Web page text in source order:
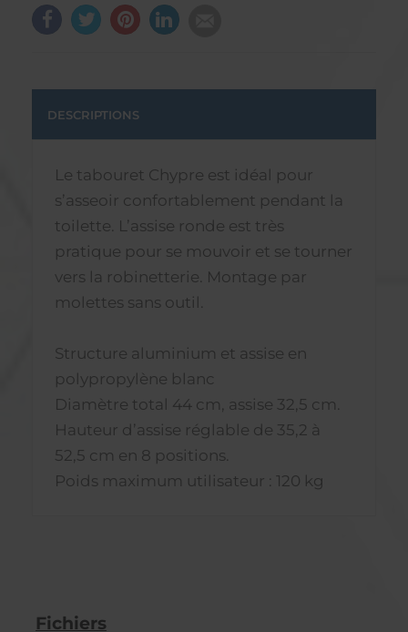
DESCRIPTIONS
Le tabouret Chypre est idéal pour
s’asseoir confortablement pendant la
toilette. L’assise ronde est très
pratique pour se mouvoir et se tourner
vers la robinetterie. Montage par
molettes sans outil.
Structure aluminium et assise en
polypropylène blanc
Diamètre total 44 cm, assise 32,5 cm.
Hauteur d’assise réglable de 35,2 à
52,5 cm en 8 positions.
Poids maximum utilisateur : 120 kg
Fichiers